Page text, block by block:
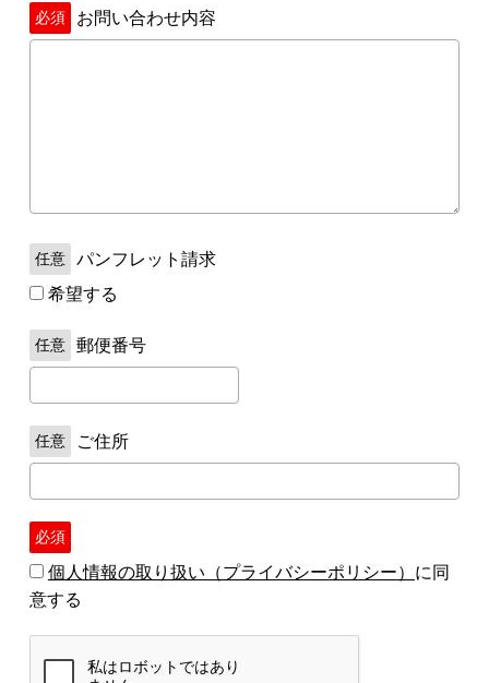
お問い合わせ内容
パンフレット請求
希望する
郵便番号
ご住所
個人情報の取り扱い（プライバシーポリシー） に同
意する